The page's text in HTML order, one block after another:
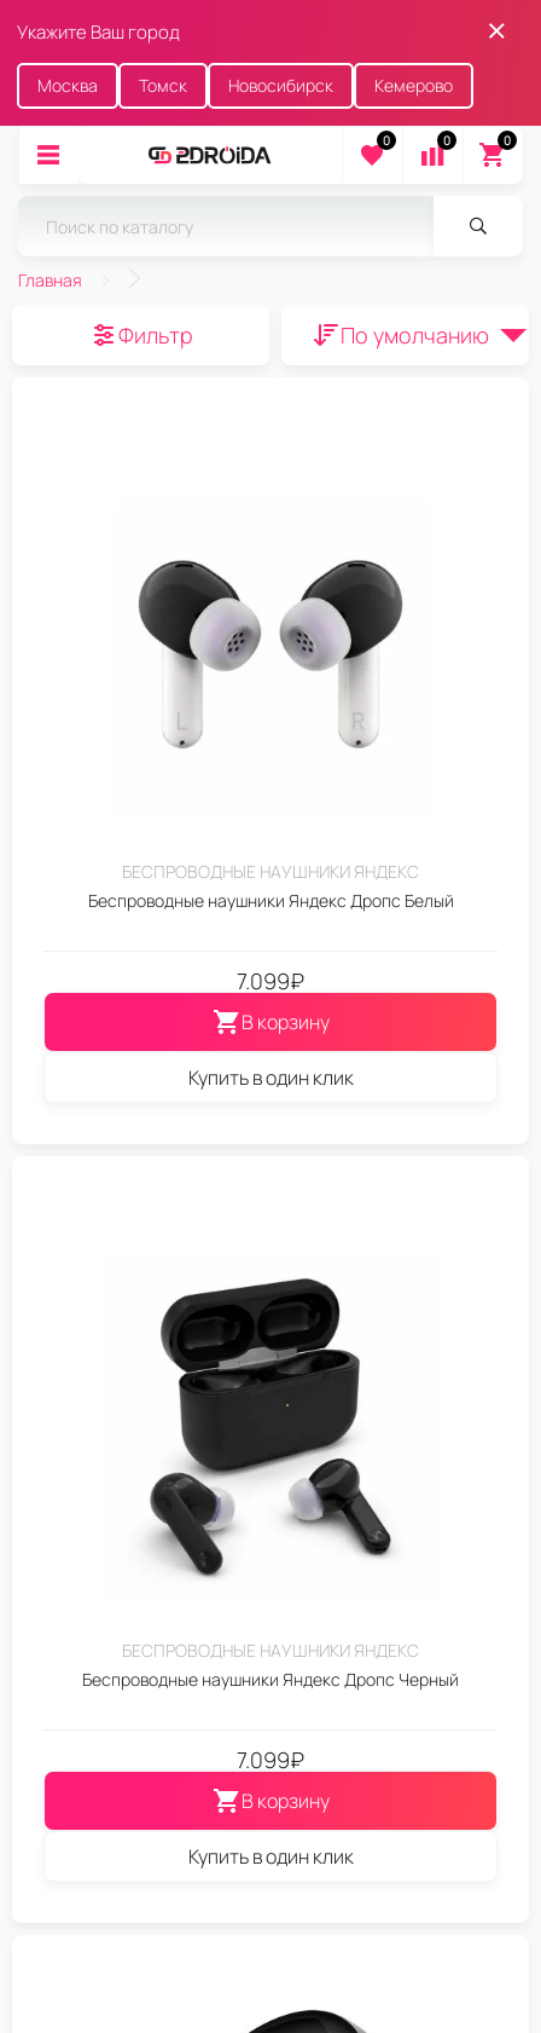
Укажите Ваш город
Москва Томск Новосибирск Кемерово
0 0 0
Главная
Фильтр По умолчанию
БЕСПРОВОДНЫЕ НАУШНИКИ ЯНДЕКС
Беспроводные наушники Яндекс Дропс Белый
7.099₽
В корзину
Купить в один клик
БЕСПРОВОДНЫЕ НАУШНИКИ ЯНДЕКС
Беспроводные наушники Яндекс Дропс Черный
7.099₽
В корзину
Купить в один клик